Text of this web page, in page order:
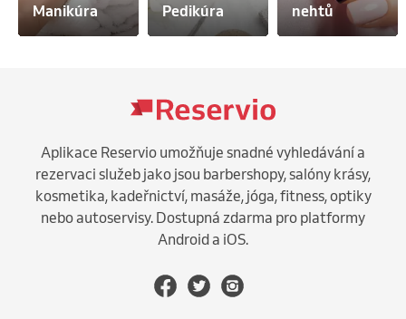
Manikúra Pedikúra
nehtů
Aplikace Reservio umožňuje snadné vyhledávání a
rezervaci služeb jako jsou barbershopy, salóny krásy,
kosmetika, kadeřnictví, masáže, jóga, fitness, optiky
nebo autoservisy. Dostupná zdarma pro platformy
Android a iOS.